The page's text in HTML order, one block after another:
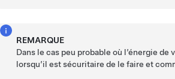
REMARQUE
Dans le cas peu probable où l’énergie
lorsqu’il est sécuritaire de le faire et